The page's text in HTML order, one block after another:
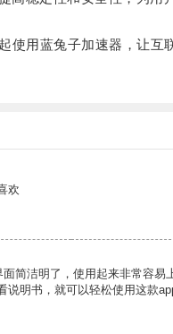
用蓝兔子加速器，让互
欢
面简洁明了，使用起来非常容易
说明书，就可以轻松使用这款